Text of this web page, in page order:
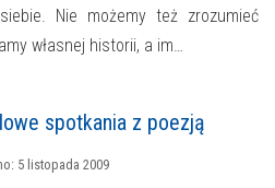
Nie możemy też zrozumieć
własnej historii, a im…
spotkania z poezją
5 listopada 2009